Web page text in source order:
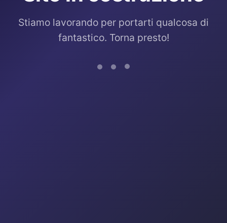
Stiamo lavorando per portarti qualcosa di
fantastico. Torna presto!